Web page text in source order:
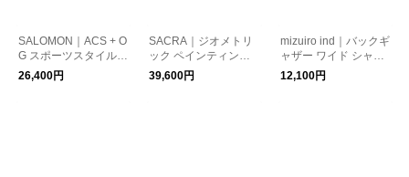
SALOMON｜ACS + O
G スポーツスタイル
シューズ スニーカー
靴 L47134400 サロモ
26,400円
SACRA｜ジオメトリ
ック ペインティング
パンツ ワイドパンツ
ボトムス GEOMETRI
39,600円
mizuiro ind｜バックギ
ャザー ワイド シャツ
長袖シャツ ブラウス
トップス 1-238975 ミ
12,100円